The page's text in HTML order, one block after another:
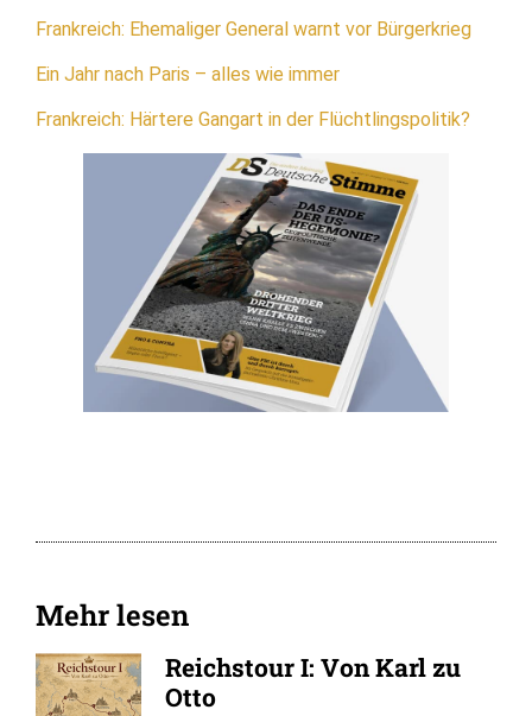
Frankreich: Ehemaliger General warnt vor Bürgerkrieg
Ein Jahr nach Paris – alles wie immer
Frankreich: Härtere Gangart in der Flüchtlingspolitik?
Mehr lesen
Reichstour I: Von Karl zu
Otto